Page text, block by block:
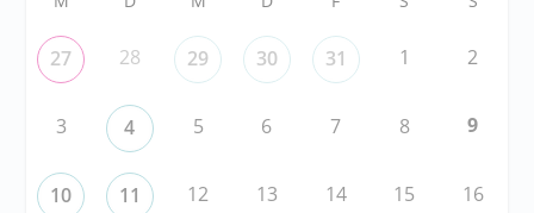
27 28 29 30 31 1 2
3 4 5 6 7 8 9
10 11 12 13 14 15 16